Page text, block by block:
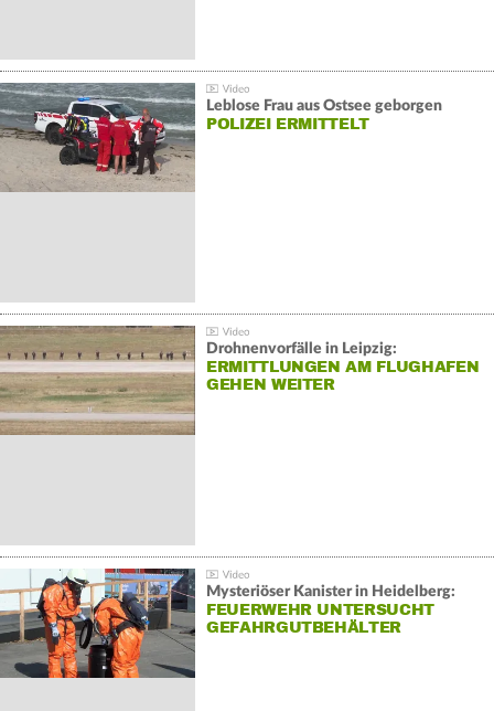
Leblose Frau aus Ostsee geborgen
POLIZEI ERMITTELT
Drohnenvorfälle in Leipzig:
ERMITTLUNGEN AM FLUGHAFEN
GEHEN WEITER
Mysteriöser Kanister in Heidelberg:
FEUERWEHR UNTERSUCHT
GEFAHRGUTBEHÄLTER